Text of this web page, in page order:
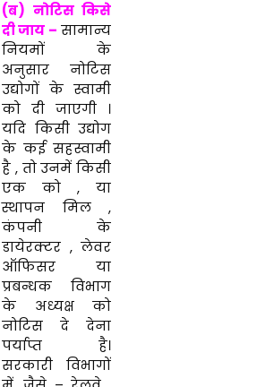
(ब) नोटिस किसे
दी जाय – सामान्य
नियमों के
अनुसार नोटिस
उद्योगों के स्वामी
को दी जाएगी ।
यदि किसी उद्योग
के कई सहस्वामी
है , तो उनमें किसी
एक को , या
स्थापन मिल ,
कंपनी के
डायेरक्टर , लेवर
ऑफिसर या
प्रबन्धक विभाग
के अध्यक्ष को
नोटिस दे देना
पर्याप्त है।
सरकारी विभागों